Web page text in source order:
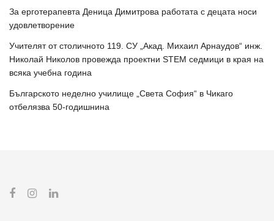
За ерготерапевта Деница Димитрова работата с децата носи
удовлетворение
Учителят от столичното 119. СУ „Акад. Михаил Арнаудов“ инж.
Николай Николов провежда проектни STEM седмици в края на
всяка учебна година
Българското неделно училище „Света София“ в Чикаго
отбелязва 50-годишнина